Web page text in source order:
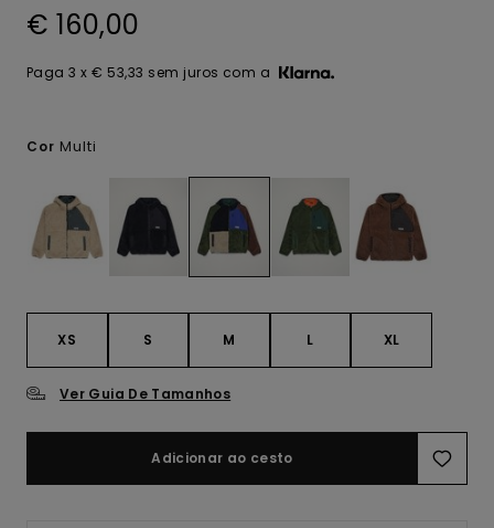
€ 160,00
Paga 3 x € 53,33 sem juros com a
Cor Multi
XS S M L XL
Ver Guia De Tamanhos
Adicionar ao cesto